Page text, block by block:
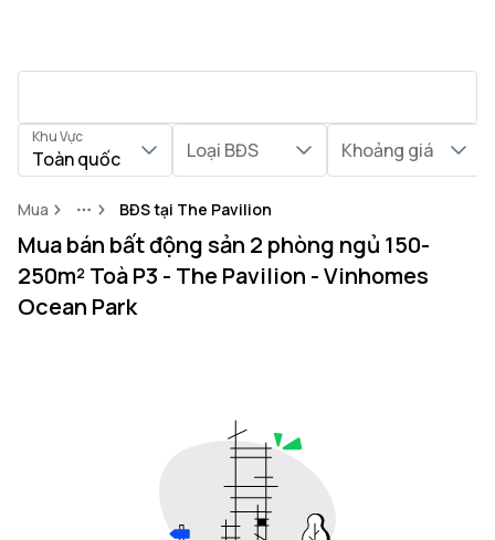
Khu Vực
Toàn quốc Loại BĐS Khoảng giá
Mua MoreBĐS tại The Pavilion
Mua bán bất động sản 2 phòng ngủ 150-
250m² Toà P3 - The Pavilion - Vinhomes
Ocean Park